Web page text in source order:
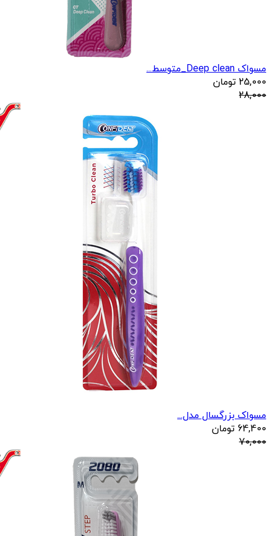
مسواک Deep clean_متوسط...
25,000 تومان
28,000
مسواک بزرگسال مدل...
64,400 تومان
70,000